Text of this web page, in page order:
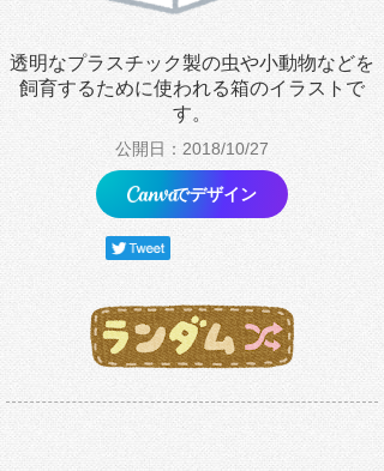
透明なプラスチック製の虫や小動物などを
飼育するために使われる箱のイラストで
す。
公開日：2018/10/27
でデザイン